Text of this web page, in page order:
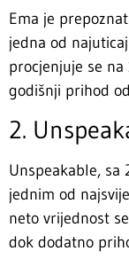
Ema je
jedna od
procjenjuje se
godišnji prihod
2.
Unspeakable,
jednim od
neto vrijednost
dok dodatno